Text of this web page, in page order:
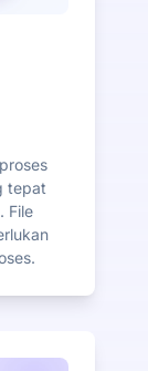
tepat
File